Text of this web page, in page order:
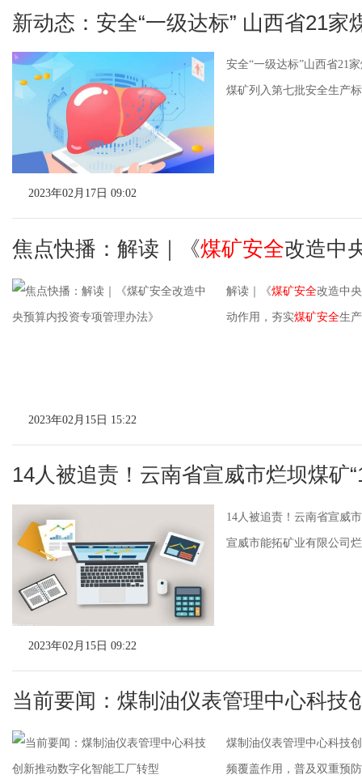
新动态：安全“一级达标” 山西省21家
安全“一级达标”山西省21
煤矿列入第七批安全生产
2023年02月17日 09:02
焦点快播：解读｜《煤矿安全改造中
解读｜《煤矿安全改造中
动作用，夯实煤矿安全生
2023年02月15日 15:22
14人被追责！云南省宣威市烂坝煤矿
14人被追责！云南省宣威
宣威市能拓矿业有限公司
2023年02月15日 09:22
当前要闻：煤制油仪表管理中心科技
煤制油仪表管理中心科技
频覆盖作用，普及双重预